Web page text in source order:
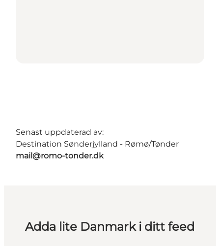
Senast uppdaterad av:
Destination Sønderjylland - Rømø/Tønder
mail@romo-tonder.dk
Adda lite Danmark i ditt feed